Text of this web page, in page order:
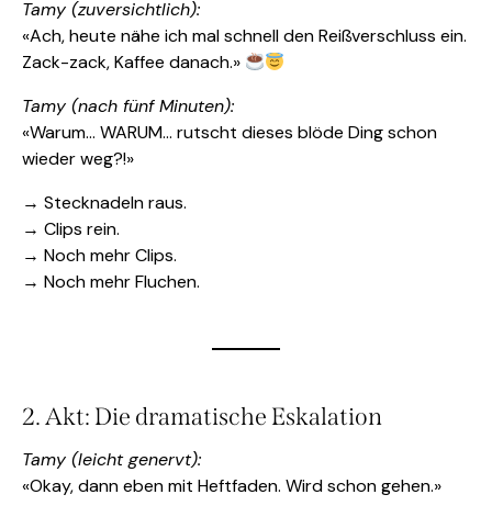
Tamy (zuversichtlich):
«Ach, heute nähe ich mal schnell den Reißverschluss ein.
Zack-zack, Kaffee danach.»
Tamy (nach fünf Minuten):
«Warum… WARUM… rutscht dieses blöde Ding schon
wieder weg?!»
→ Stecknadeln raus.
→ Clips rein.
→ Noch mehr Clips.
→ Noch mehr Fluchen.
2. Akt: Die dramatische Eskalation
Tamy (leicht genervt):
«Okay, dann eben mit Heftfaden. Wird schon gehen.»